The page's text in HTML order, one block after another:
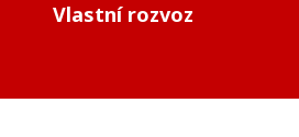
Vlastní rozvoz